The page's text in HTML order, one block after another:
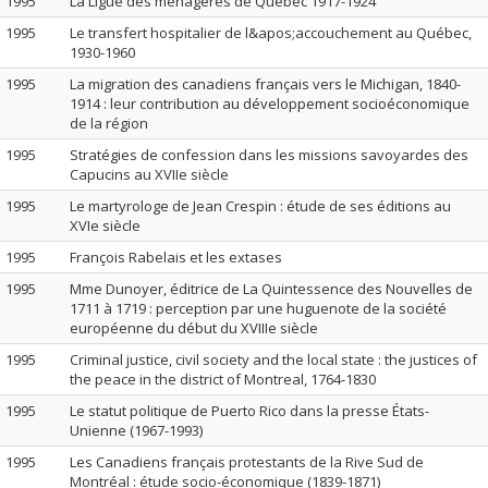
1995
Le transfert hospitalier de l&apos;accouchement au Québec,
1930-1960
1995
La migration des canadiens français vers le Michigan, 1840-
1914 : leur contribution au développement socioéconomique
de la région
1995
Stratégies de confession dans les missions savoyardes des
Capucins au XVIIe siècle
1995
Le martyrologe de Jean Crespin : étude de ses éditions au
XVIe siècle
1995
François Rabelais et les extases
1995
Mme Dunoyer, éditrice de La Quintessence des Nouvelles de
1711 à 1719 : perception par une huguenote de la société
européenne du début du XVIIIe siècle
1995
Criminal justice, civil society and the local state : the justices of
the peace in the district of Montreal, 1764-1830
1995
Le statut politique de Puerto Rico dans la presse États-
Unienne (1967-1993)
1995
Les Canadiens français protestants de la Rive Sud de
Montréal : étude socio-économique (1839-1871)